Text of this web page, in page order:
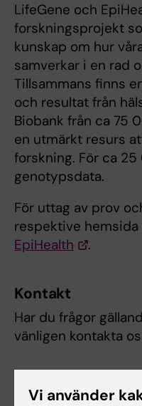
LifeGene och
forskningsprojekt
kunskap om hur
samverkar i en rad
Tillsammans finns
och resultat från
Biobank från ca 75
en utmärkt resurs
forskning. För ca
genotypsdata.
För uttag av prov
respektive hemsida
EpiHealth
.
Kontakt
Har du frågor
vänligen kontakta
Priser för IT-
Vi använder